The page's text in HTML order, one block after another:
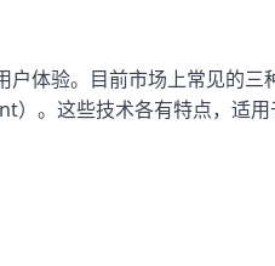
体验。目前市场上常见的三
。这些技术各有特点，适用